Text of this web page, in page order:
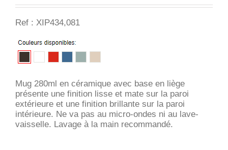
Ref : XIP434,081
Mug 280ml en céramique avec base en liège
présente une finition lisse et mate sur la paroi
extérieure et une finition brillante sur la paroi
intérieure. Ne va pas au micro-ondes ni au lave-
vaisselle. Lavage à la main recommandé.